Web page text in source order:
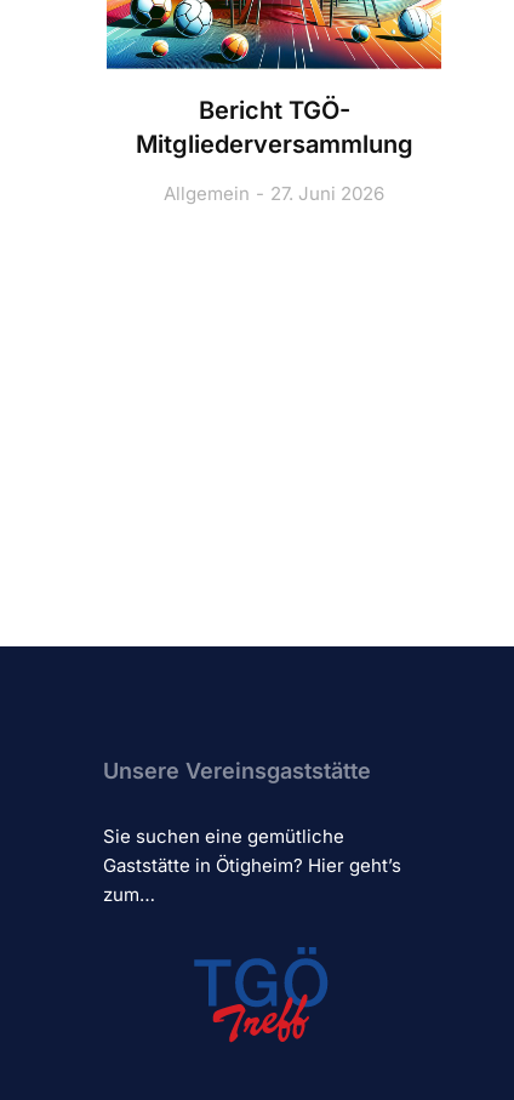
Bericht TGÖ-
Mitgliederversammlung
Allgemein 27. Juni 2026
Unsere Vereinsgaststätte
Sie suchen eine gemütliche
Gaststätte in Ötigheim? Hier geht’s
zum…